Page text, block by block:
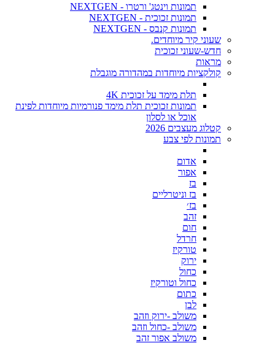
תמונות וינטג' ורטרו - NEXTGEN
תמונות זכוכית - NEXTGEN
תמונות קנבס - NEXTGEN
שעוני קיר מיוחדים.
חדש-שעוני זכוכית
מראות
קולקציות מיוחדות במהדורה מוגבלת
תלת מימד על זכוכית 4K
תמונות זכוכית תלת מימד פנורמיות מיוחדות לפינת
אוכל או לסלון
קטלוג מעצבים 2026
תמונות לפי צבע
אדום
אפור
בז
בז וניטרליים
בז׳
זהב
חום
חרדל
טורקיז
ירוק
כחול
כחול וטורקיז
כתום
לבן
משולב -ירוק וזהב
משולב -כחול וזהב
משולב אפור זהב